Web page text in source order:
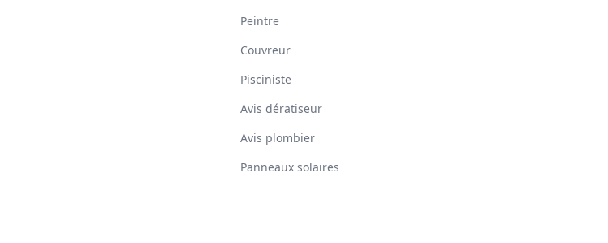
Peintre
Couvreur
Pisciniste
Avis dératiseur
Avis plombier
Panneaux solaires